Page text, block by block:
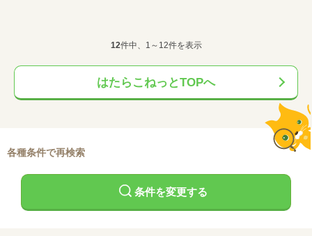
12件中、1～12件を表示
はたらこねっとTOPへ
各種条件で再検索
条件を変更する